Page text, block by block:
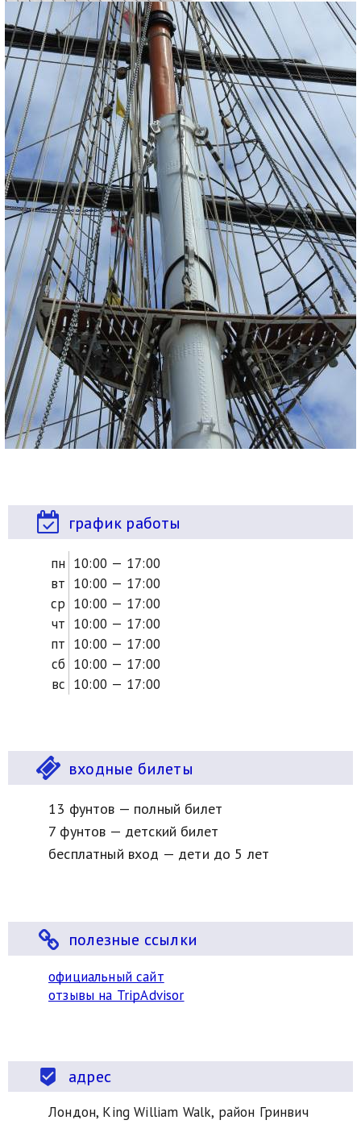
график работы
пн
вт
ср
чт
пт
сб
вс
10:00 — 17:00
10:00 — 17:00
10:00 — 17:00
10:00 — 17:00
10:00 — 17:00
10:00 — 17:00
10:00 — 17:00
входные билеты
13 фунтов — полный билет
7 фунтов — детский билет
бесплатный вход — дети до 5 лет
полезные ссылки
официальный сайт
отзывы на TripAdvisor
beenhere адрес
Лондон, King William Walk, район Гринвич